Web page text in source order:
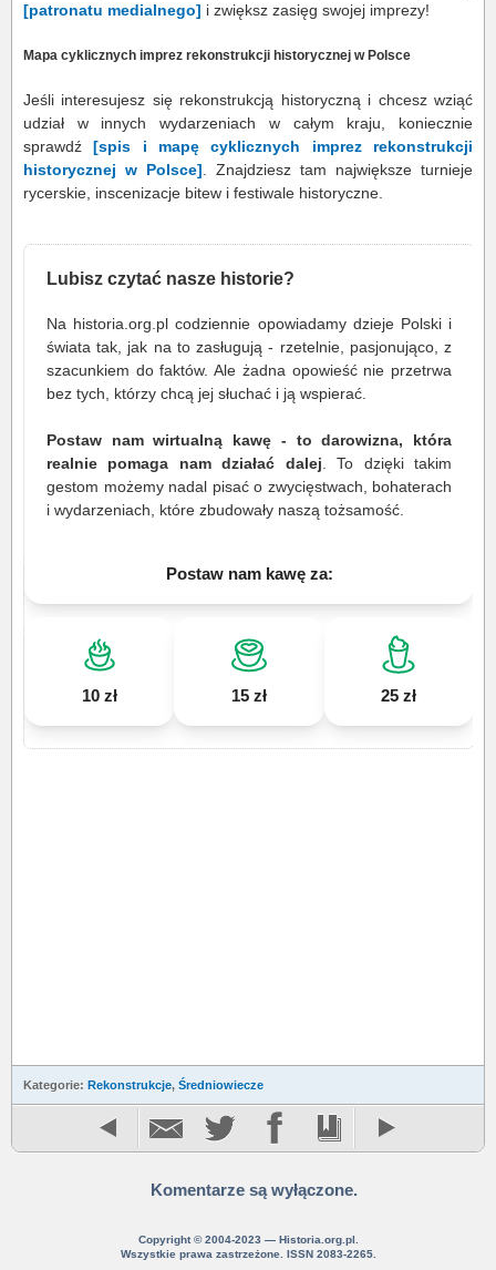
[patronatu medialnego] i zwiększ zasięg swojej imprezy!
Mapa cyklicznych imprez rekonstrukcji historycznej w Polsce
Jeśli interesujesz się rekonstrukcją historyczną i chcesz wziąć
udział w innych wydarzeniach w całym kraju, koniecznie
sprawdź[spis i mapę cyklicznych imprez rekonstrukcji
historycznej w Polsce] . Znajdziesz tam największe turnieje
rycerskie, inscenizacje bitew i festiwale historyczne.
Lubisz czytać nasze historie?
Na historia.org.pl codziennie opowiadamy dzieje Polski i
świata tak, jak na to zasługują - rzetelnie, pasjonująco, z
szacunkiem do faktów. Ale żadna opowieść nie przetrwa
bez tych, którzy chcą jej słuchać i ją wspierać.
Postaw nam wirtualną kawę - to darowizna, która
realnie pomaga nam działać dalej . To dzięki takim
gestom możemy nadal pisać o zwycięstwach, bohaterach
i wydarzeniach, które zbudowały naszą tożsamość.
Postaw nam kawę za:
10 zł 15 zł 25 zł
Kategorie: Rekonstrukcje, Średniowiecze
Komentarze są wyłączone.
Copyright © 2004-2023 — Historia.org.pl.
Wszystkie prawa zastrzeżone. ISSN 2083-2265.